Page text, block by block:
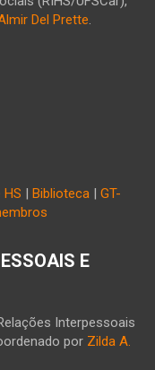
Del Prette.
Biblioteca
GT-
E
Interpessoais
por Zilda A.